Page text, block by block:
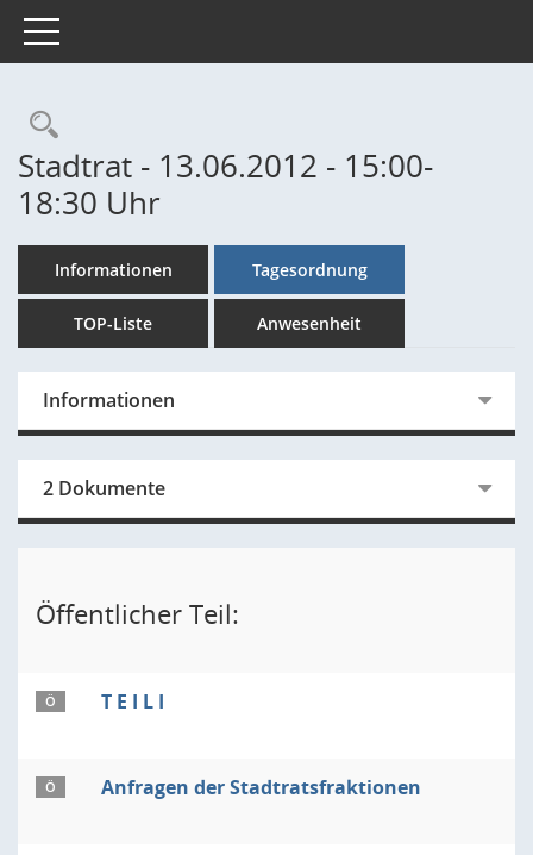
Toggle navigation
Rechercheauswahl
Stadtrat - 13.06.2012 - 15:00-
18:30 Uhr
Informationen Tagesordnung
TOP-Liste Anwesenheit
Informationen
2 Dokumente
Öffentlicher Teil:
Ö T E I L I
Ö Anfragen der Stadtratsfraktionen